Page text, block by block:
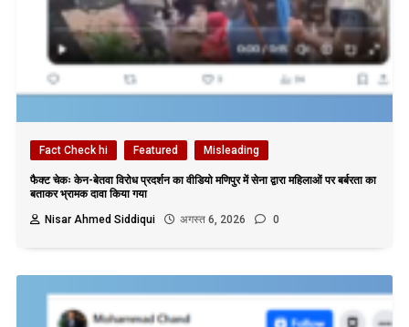
Fact Check hi Featured Misleading
फैक्ट चेकः केन-बेतवा विरोध प्रदर्शन का वीडियो मणिपुर में सेना द्वारा महिलाओं पर बर्बरता का
बताकर भ्रामक दावा किया गया
Nisar Ahmed Siddiqui
अगस्त 6, 2026 0